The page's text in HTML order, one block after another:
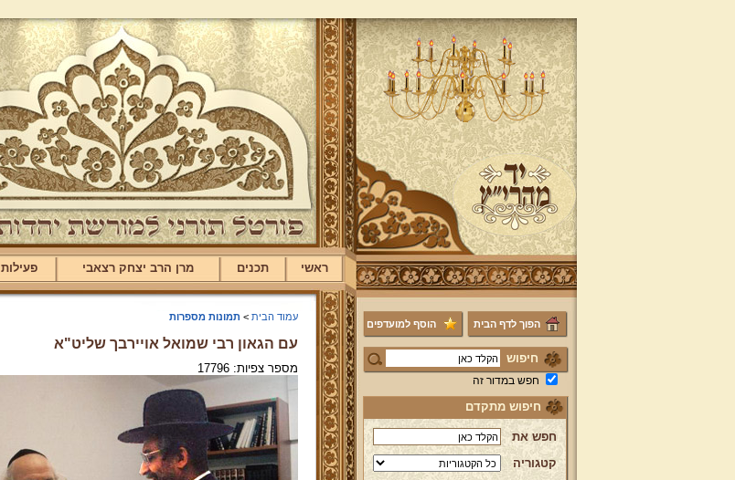
ראשי תכנים מרן הרב יצחק רצאבי פעילות
הפוך לדף הבית הוסף למועדפים
חיפוש
חפש במדור זה
חיפוש מתקדם
חפש את
קטגוריה
עמוד הבית > תמונות מספרות
עם הגאון רבי שמואל אויירבך שליט"א
מספר צפיות: 17796